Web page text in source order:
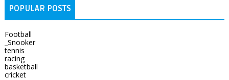
POPULAR POSTS
Football
_Snooker
tennis
racing
basketball
cricket